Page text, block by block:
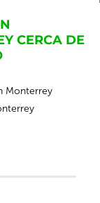
CERCA DE
Monterrey